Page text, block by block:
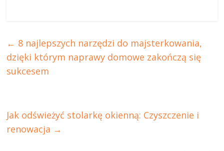
← 8 najlepszych narzędzi do majsterkowania,
dzięki którym naprawy domowe zakończą się
sukcesem
Jak odświeżyć stolarkę okienną: Czyszczenie i
renowacja →